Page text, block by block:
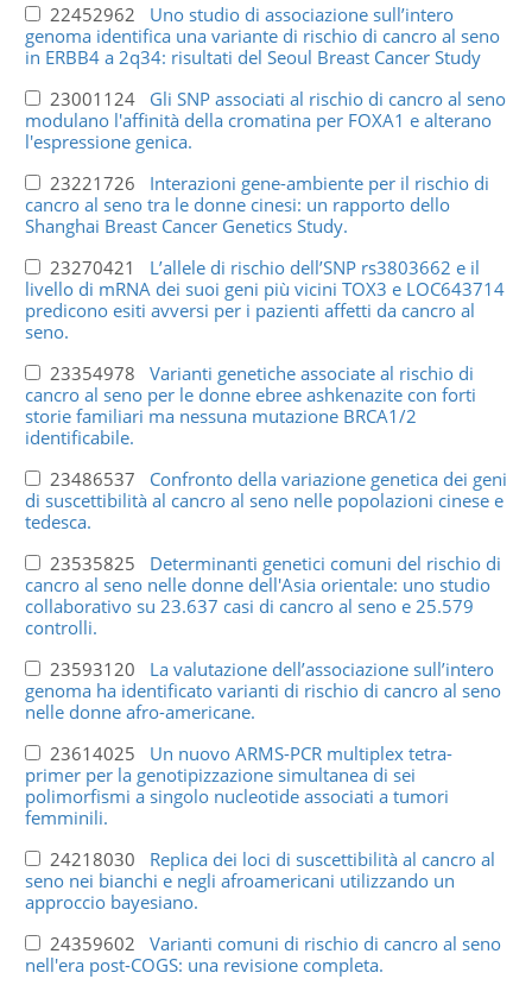
22452962 Uno studio di associazione sull’intero
genoma identifica una variante di rischio di cancro al seno
in ERBB4 a 2q34: risultati del Seoul Breast Cancer Study
23001124 Gli SNP associati al rischio di cancro al seno
modulano l'affinità della cromatina per FOXA1 e alterano
l'espressione genica.
23221726 Interazioni gene-ambiente per il rischio di
cancro al seno tra le donne cinesi: un rapporto dello
Shanghai Breast Cancer Genetics Study.
23270421 L’allele di rischio dell’SNP rs3803662 e il
livello di mRNA dei suoi geni più vicini TOX3 e LOC643714
predicono esiti avversi per i pazienti affetti da cancro al
seno.
23354978 Varianti genetiche associate al rischio di
cancro al seno per le donne ebree ashkenazite con forti
storie familiari ma nessuna mutazione BRCA1/2
identificabile.
23486537 Confronto della variazione genetica dei geni
di suscettibilità al cancro al seno nelle popolazioni cinese e
tedesca.
23535825 Determinanti genetici comuni del rischio di
cancro al seno nelle donne dell'Asia orientale: uno studio
collaborativo su 23.637 casi di cancro al seno e 25.579
controlli.
23593120 La valutazione dell’associazione sull’intero
genoma ha identificato varianti di rischio di cancro al seno
nelle donne afro-americane.
23614025 Un nuovo ARMS-PCR multiplex tetra-
primer per la genotipizzazione simultanea di sei
polimorfismi a singolo nucleotide associati a tumori
femminili.
24218030 Replica dei loci di suscettibilità al cancro al
seno nei bianchi e negli afroamericani utilizzando un
approccio bayesiano.
24359602 Varianti comuni di rischio di cancro al seno
nell'era post-COGS: una revisione completa.